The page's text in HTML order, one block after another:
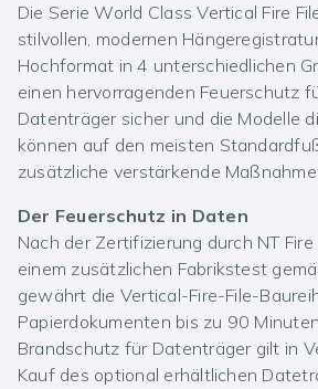
Die Serie World Class Vertical Fire
stilvollen, modernen
Hochformat in 4 unterschiedlichen
einen hervorragenden Feuerschutz
Datenträger sicher und die Modelle
können auf den meisten
zusätzliche verstärkende
Der Feuerschutz in Daten
Nach der Zertifizierung durch NT
einem zusätzlichen Fabrikstest
gewährt die Vertical-Fire-File-
Papierdokumenten bis zu 90
Brandschutz für Datenträger gilt in
Kauf des optional erhältlichen